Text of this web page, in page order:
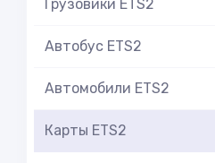
Грузовики ETS2
Автобус ETS2
Автомобили ETS2
Карты ETS2